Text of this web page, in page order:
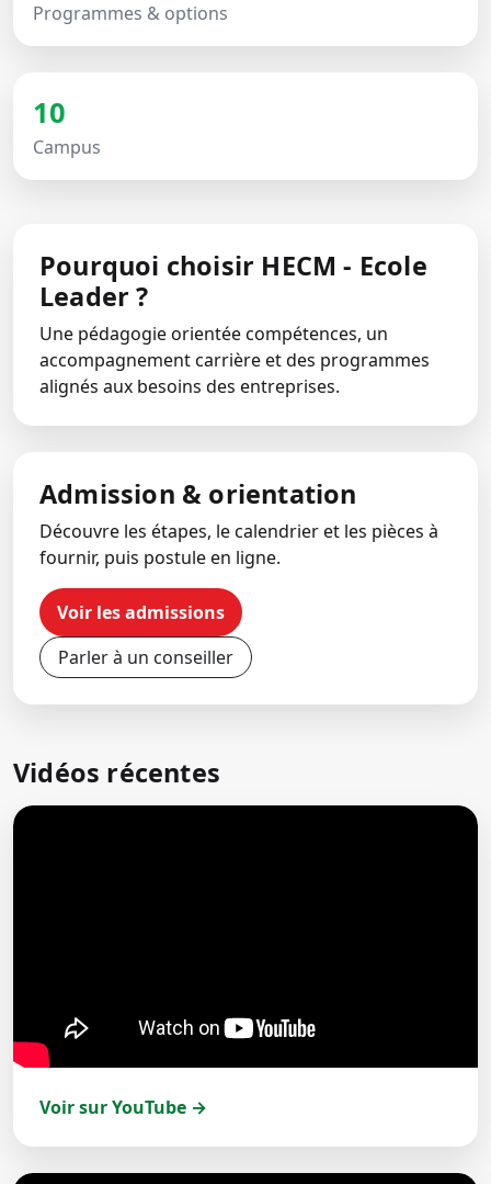
Programmes & options
10
Campus
Pourquoi choisir HECM - Ecole
Leader ?
Une pédagogie orientée compétences, un
accompagnement carrière et des programmes
alignés aux besoins des entreprises.
Admission & orientation
Découvre les étapes, le calendrier et les pièces à
fournir, puis postule en ligne.
Voir les admissions
Parler à un conseiller
Vidéos récentes
Voir sur YouTube →